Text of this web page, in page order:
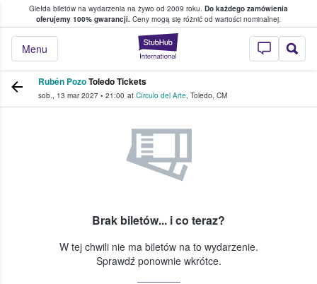
Giełda biletów na wydarzenia na żywo od 2009 roku. Do każdego zamówienia
oferujemy 100% gwarancji. Ceny mogą się różnić od wartości nominalnej.
StubHub —
Menu
w którym fani i kibice kupują i
Rubén PozoToledo Tickets
sob., 13 mar 2027 • 21:00 at Círculo del Arte, Toledo, CM
Brak biletów... i co teraz?
W tej chwili nie ma biletów na to wydarzenie.
Sprawdź ponownie wkrótce.